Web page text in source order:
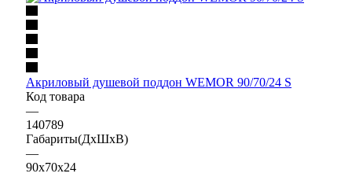
Акриловый душевой поддон WEMOR 90/70/24 S
Код товара
—
140789
Габариты(ДхШхВ)
—
90x70x24